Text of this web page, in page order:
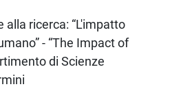
ricerca: “L'impatto
- “The Impact of
di Scienze